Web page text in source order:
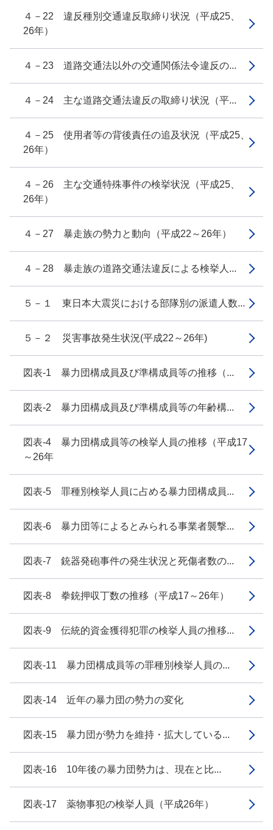
４－22 違反種別交通違反取締り状況（平成25、
26年）
４－23 道路交通法以外の交通関係法令違反の...
４－24 主な道路交通法違反の取締り状況（平...
４－25 使用者等の背後責任の追及状況（平成25、
26年）
４－26 主な交通特殊事件の検挙状況（平成25、
26年）
４－27 暴走族の勢力と動向（平成22～26年）
４－28 暴走族の道路交通法違反による検挙人...
５－１ 東日本大震災における部隊別の派遣人数...
５－２ 災害事故発生状況(平成22～26年)
図表-1 暴力団構成員及び準構成員等の推移（...
図表-2 暴力団構成員及び準構成員等の年齢構...
図表-4 暴力団構成員等の検挙人員の推移（平成17
～26年
図表-5 罪種別検挙人員に占める暴力団構成員...
図表-6 暴力団等によるとみられる事業者襲撃...
図表-7 銃器発砲事件の発生状況と死傷者数の...
図表-8 拳銃押収丁数の推移（平成17～26年）
図表-9 伝統的資金獲得犯罪の検挙人員の推移...
図表-11 暴力団構成員等の罪種別検挙人員の...
図表-14 近年の暴力団の勢力の変化
図表-15 暴力団が勢力を維持・拡大している...
図表-16 10年後の暴力団勢力は、現在と比...
図表-17 薬物事犯の検挙人員（平成26年）